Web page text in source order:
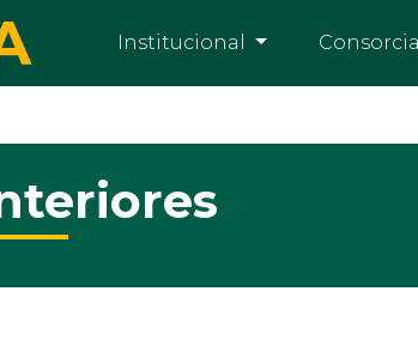
Institucional